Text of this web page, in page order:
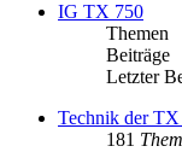
IG TX 750
Themen
Beiträge
Letzter
Technik der
181